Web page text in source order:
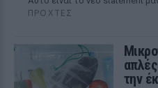
ΠΡΟΧΤΈΣ
την